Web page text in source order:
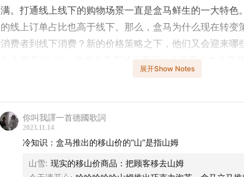
满。打通线上线下的购物场景一直是盒马鲜生的一大特色
的线上订单占比也高于线下。那么，盒马为什么现在转变
消费者到线下消费？新的价格策略之下，他们又会迎来哪
。你在盒马买过东西吗？你更喜欢在盒马
抓住 2023 的小尾巴，高效早起 50 天
作为一档日更的晨间播客，我们的评论区已经变成了一众
展开Show Notes
你叫我譯一首德國歌詞
2023.11.14
冷知识：盒马推出的移山价的“山”是指山姆
山雪: 现实的移山价商品：把顾客移去山姆